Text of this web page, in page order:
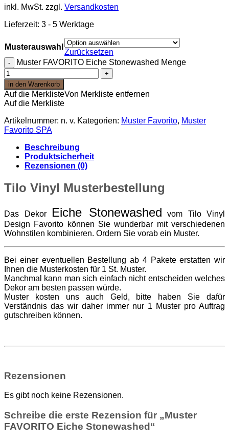
inkl. MwSt. zzgl. Versandkosten
Lieferzeit: 3 - 5 Werktage
Musterauswahl
Zurücksetzen
Muster FAVORITO Eiche Stonewashed Menge
in den Warenkorb
Auf die MerklisteVon Merkliste entfernen
Auf die Merkliste
Artikelnummer: n. v. Kategorien: Muster Favorito, Muster
Favorito SPA
Beschreibung
Produktsicherheit
Rezensionen (0)
Tilo Vinyl Musterbestellung
Das Dekor Eiche Stonewashed vom Tilo Vinyl
Design Favorito können Sie wunderbar mit verschiedenen
Wohnstilen kombinieren. Ordern Sie vorab ein Muster.
Bei einer eventuellen Bestellung ab 4 Pakete erstatten wir
Ihnen die Musterkosten für 1 St. Muster.
Manchmal kann man sich einfach nicht entscheiden welches
Dekor am besten passen würde.
Muster kosten uns auch Geld, bitte haben Sie dafür
Verständnis das wir daher immer nur 1 Muster pro Auftrag
gutschreiben können.
Rezensionen
Es gibt noch keine Rezensionen.
Schreibe die erste Rezension für „Muster
FAVORITO Eiche Stonewashed“